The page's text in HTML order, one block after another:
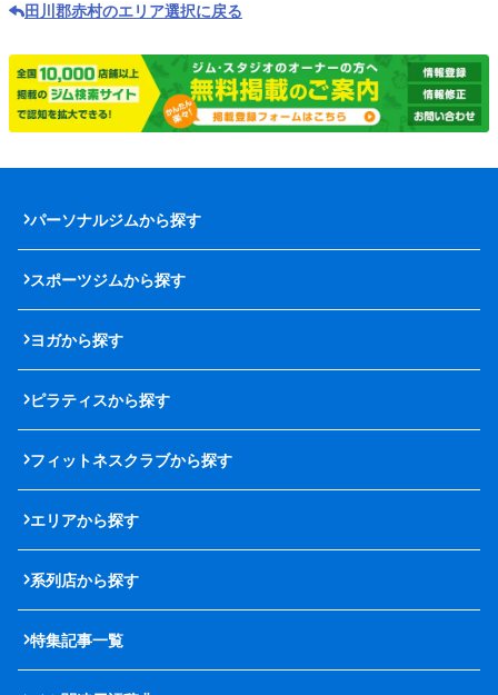
田川郡赤村のエリア選択に戻る
パーソナルジムから探す
スポーツジムから探す
ヨガから探す
ピラティスから探す
フィットネスクラブから探す
エリアから探す
系列店から探す
特集記事一覧